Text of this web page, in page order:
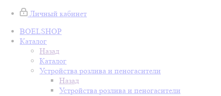
Личный кабинет
BOELSHOP
Каталог
Назад
Каталог
Устройства розлива и пеногасители
Назад
Устройства розлива и пеногасители